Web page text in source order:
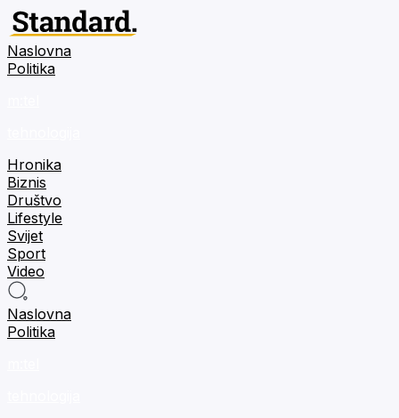
Naslovna
Politika
Hronika
Biznis
Društvo
Lifestyle
Svijet
Sport
Video
Naslovna
Politika